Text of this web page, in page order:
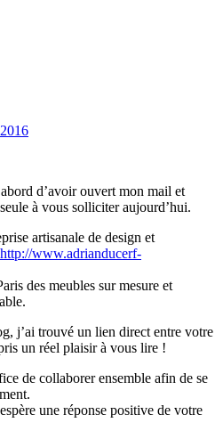
d’avoir ouvert mon mail et
à vous solliciter aujourd’hui.
artisanale de design et
http://www.adrianducerf-
des meubles sur mesure et
j’ai trouvé un lien direct entre votre
un réel plaisir à vous lire !
de collaborer ensemble afin de se
une réponse positive de votre